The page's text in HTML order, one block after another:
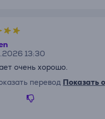
13:30
очень хорошо.
перевод Показать